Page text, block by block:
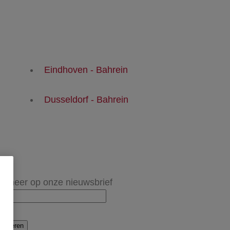
Eindhoven - Bahrein
Dusseldorf - Bahrein
op onze nieuwsbrief